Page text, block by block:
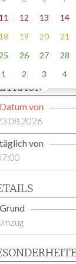
und
Tag ,
Datum von
täglich von
Grund
11 12 13 14
18 19 20 21
25 26 27 28
1 2 3 4